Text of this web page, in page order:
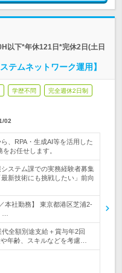
以下*年休121日*完休2日(土日
テムネットワーク運用】
学歴不問 完全週休2日制
02
、RPA・生成AI等を活用した
お任せします。
ステム課での実務経験者募集
新技術にも挑戦したい」前向
本社勤務】 東京都港区芝浦2-
…
全額別途支給＋賞与年2回
年齢、スキルなどを考慮…